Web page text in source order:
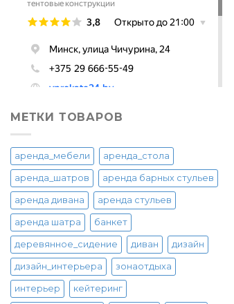
МЕТКИ ТОВАРОВ
аренда_мебели аренда_стола
аренда_шатров аренда барных стульев
аренда дивана аренда стульев
аренда шатра банкет
деревянное_сидение диван дизайн
дизайн_интерьера зонаотдыха
интерьер кейтеринг